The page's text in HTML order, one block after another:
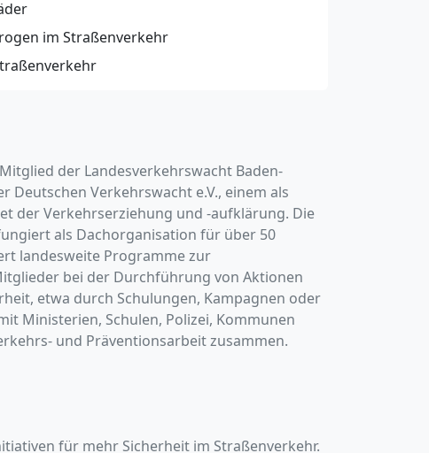
im Straßenverkehr
der Landesverkehrswacht Baden-
Verkehrswacht e.V., einem als
der Verkehrserziehung und -aufklärung. Die
als Dachorganisation für über 50
landesweite Programme zur
bei der Durchführung von Aktionen
etwa durch Schulungen, Kampagnen oder
Ministerien, Schulen, Polizei, Kommunen
und Präventionsarbeit zusammen.
für mehr Sicherheit im Straßenverkehr.